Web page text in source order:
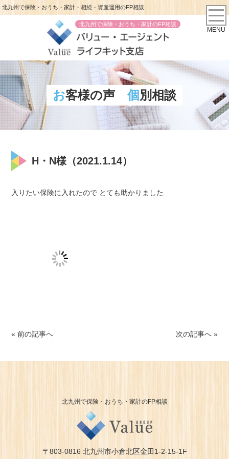
北九州で保険・おうち・家計・相続・資産運用のFP相談
北九州で保険・おうち・家計のFP相談
MENU
お客様の声 個別相談
H・N様（2021.1.14）
入りたい保険に入れたので とても助かりました
« 前の記事へ 次の記事へ »
北九州で保険・おうち・家計のFP相談
〒803-0816 北九州市小倉北区金田1-2-15-1F